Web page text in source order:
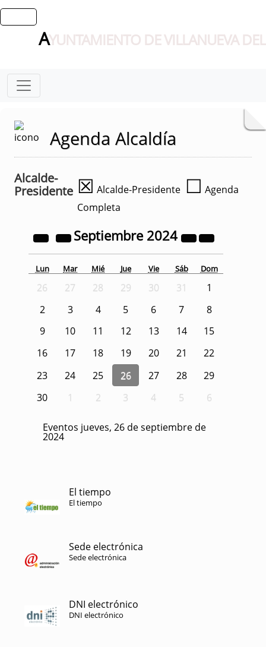
AYUNTAMIENTO DE VILLANUEVA
Agenda Alcaldía
Alcalde-
Presidente ☒ Alcalde-Presidente ☐ Agenda
Completa
Septiembre 2024
Lun Mar Mié Jue Vie Sáb Dom
26 27 28 29 30 31
1
2
3 4 5 6 7
8
9
10 11 12 13 14
15
16
17 18 19 20 21
22
23
24 25 26 27 28
29
30
1 2 3 4 5 6
Eventos jueves, 26 de septiembre de
2024
El tiempo
El tiempo
Sede electrónica
Sede electrónica
DNI electrónico
DNI electrónico